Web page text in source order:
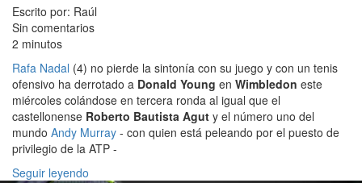
Escrito por: Raúl
Sin comentarios
2 minutos
Rafa Nadal (4) no pierde la sintonía con su juego y con un tenis
ofensivo ha derrotado a Donald Young en Wimbledon este
miércoles colándose en tercera ronda al igual que el
castellonense Roberto Bautista Agut y el número uno del
mundo Andy Murray - con quien está peleando por el puesto de
privilegio de la ATP -
Seguir leyendo